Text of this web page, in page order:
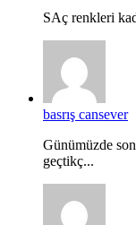
SAç renkleri
basrış cansever
Günümüzde
geçtikç...